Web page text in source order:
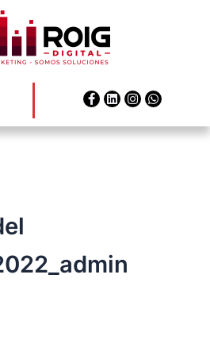
Facebook-
f
Linkedin
Instagram
Whatsapp